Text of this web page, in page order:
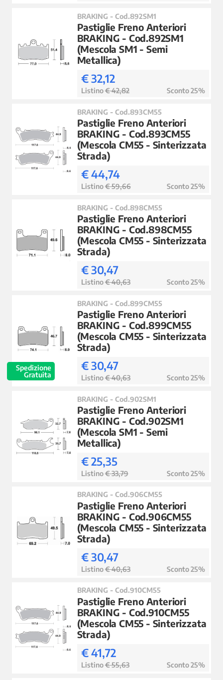
BRAKING - Cod.892SM1
Pastiglie Freno Anteriori
BRAKING - Cod.892SM1
(Mescola SM1 - Semi
Metallica)
€ 32,12
Listino€ 42,82 Sconto 25%
BRAKING - Cod.893CM55
Pastiglie Freno Anteriori
BRAKING - Cod.893CM55
(Mescola CM55 - Sinterizzata
Strada)
€ 44,74
Listino€ 59,66 Sconto 25%
BRAKING - Cod.898CM55
Pastiglie Freno Anteriori
BRAKING - Cod.898CM55
(Mescola CM55 - Sinterizzata
Strada)
€ 30,47
Listino€ 40,63 Sconto 25%
Spedizione
Gratuita
BRAKING - Cod.899CM55
Pastiglie Freno Anteriori
BRAKING - Cod.899CM55
(Mescola CM55 - Sinterizzata
Strada)
€ 30,47
Listino€ 40,63 Sconto 25%
BRAKING - Cod.902SM1
Pastiglie Freno Anteriori
BRAKING - Cod.902SM1
(Mescola SM1 - Semi
Metallica)
€ 25,35
Listino€ 33,79 Sconto 25%
BRAKING - Cod.906CM55
Pastiglie Freno Anteriori
BRAKING - Cod.906CM55
(Mescola CM55 - Sinterizzata
Strada)
€ 30,47
Listino€ 40,63 Sconto 25%
BRAKING - Cod.910CM55
Pastiglie Freno Anteriori
BRAKING - Cod.910CM55
(Mescola CM55 - Sinterizzata
Strada)
€ 41,72
Listino€ 55,63 Sconto 25%